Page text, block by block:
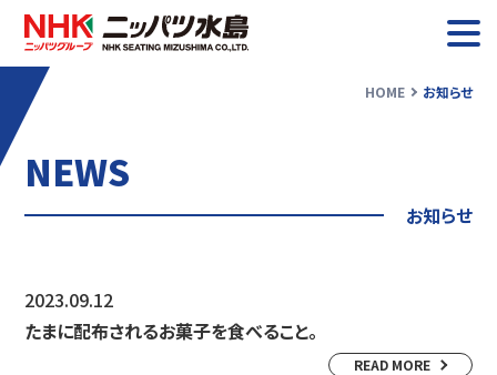
採用情報
HOME お知らせ
NEWS
お知らせ
2023.09.12
たまに配布されるお菓子を食べること。
READ MORE